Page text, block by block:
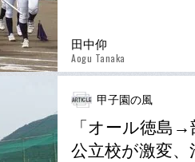
田中仰
Aogu Tanaka
甲子園の風
「オール徳島
公立校が激変